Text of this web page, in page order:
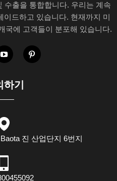
수출을 통합합니다. 우리는 계속
드하고 있습니다. 현재까지 미
국에 고객들이 분포해 있습니다.
하기
진 산업단지 6번지